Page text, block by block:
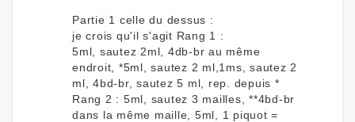
Partie 1 celle du dessus :
je crois qu'il s'agit Rang 1 :
5ml, sautez 2ml, 4db-br au même
endroit, *5ml, sautez 2 ml,1ms, sautez 2
ml, 4bd-br, sautez 5 ml, rep. depuis *
Rang 2 : 5ml, sautez 3 mailles, **4bd-br
dans la même maille, 5ml, 1 piquot =